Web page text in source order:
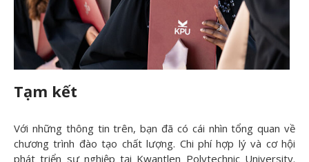
Tạm kết
Với những thông tin trên, bạn đã có cái nhìn tổng quan về
chương trình đào tạo chất lượng. Chi phí hợp lý và cơ hội
phát triển sự nghiệp tại Kwantlen Polytechnic University.